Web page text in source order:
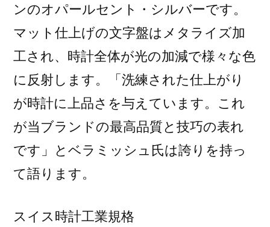
ンのオパールセント・シルバーです。
マット仕上げの文字盤はメタライズ加
工され、時計全体が光の加減で様々な色
に反射します。「洗練された仕上がり
が時計に上品さを与えています。これ
が当ブランドの最高品質と技巧の表れ
です」とベラミッシュ氏は誇りを持っ
て語ります。
スイス時計工業規格